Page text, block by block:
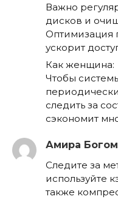
Важно
дисков и
Оптимизация
ускорит
Как женщина:
Чтобы
следить за
сэкономит
Амира
Следите за
используйте
также